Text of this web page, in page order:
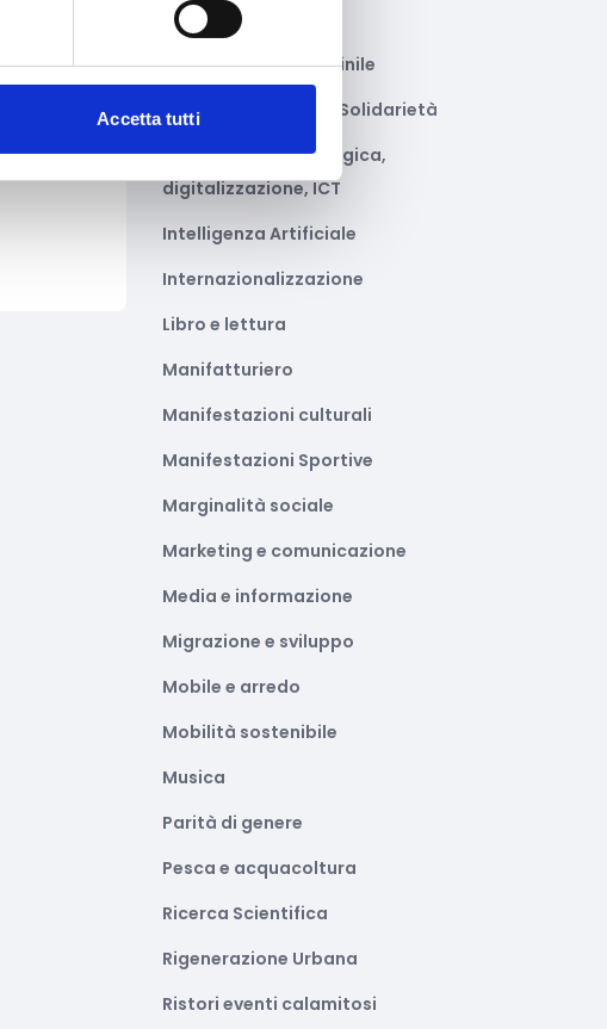
Accetta tutti
Impianti sportivi
Imprenditoria femminile
Inclusione Sociale e Solidarietà
Innovazione tecnologica,
digitalizzazione, ICT
Intelligenza Artificiale
Internazionalizzazione
Libro e lettura
Manifatturiero
Manifestazioni culturali
Manifestazioni Sportive
Marginalità sociale
Marketing e comunicazione
Media e informazione
Migrazione e sviluppo
Mobile e arredo
Mobilità sostenibile
Musica
Parità di genere
Pesca e acquacoltura
Ricerca Scientifica
Rigenerazione Urbana
Ristori eventi calamitosi